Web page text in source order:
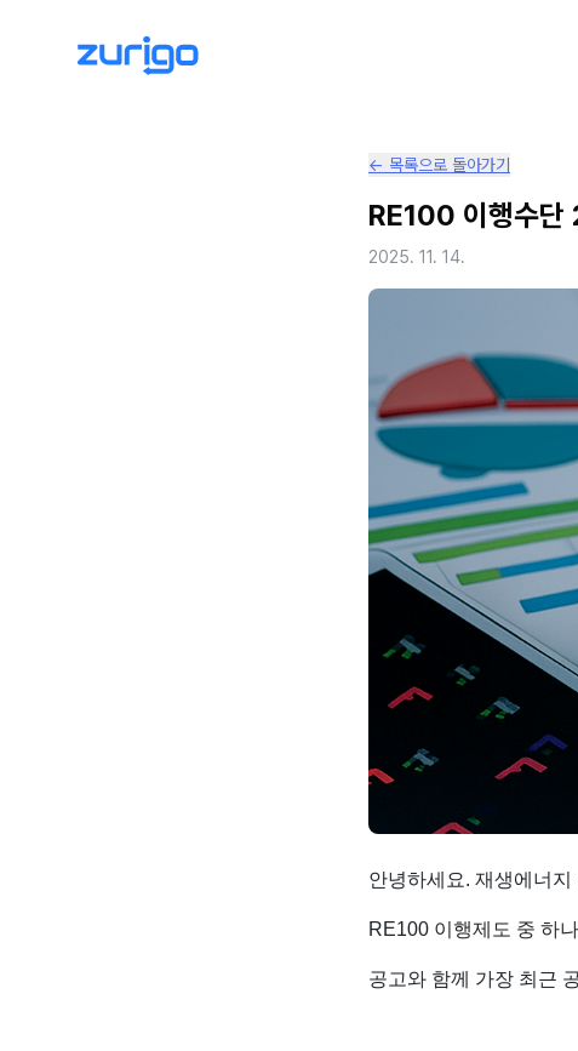
← 목록으로 돌아가기
RE100 이행수단
2025. 11. 14.
안녕하세요. 재생에너
RE100 이행제도 중 하
공고와 함께 가장 최근